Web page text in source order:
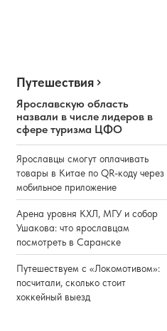
Путешествия
Ярославскую область
назвали в числе лидеров в
сфере туризма ЦФО
Ярославцы смогут оплачивать
товары в Китае по QR-коду через
мобильное приложение
Арена уровня КХЛ, МГУ и собор
Ушакова: что ярославцам
посмотреть в Саранске
Путешествуем с «Локомотивом»:
посчитали, сколько стоит
хоккейный выезд